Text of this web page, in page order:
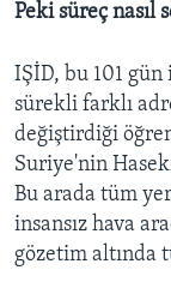
Peki süreç nasıl
IŞİD, bu 101
sürekli farklı
değiştirdiği
Suriye'nin
Bu arada tüm
insansız hava
gözetim altında